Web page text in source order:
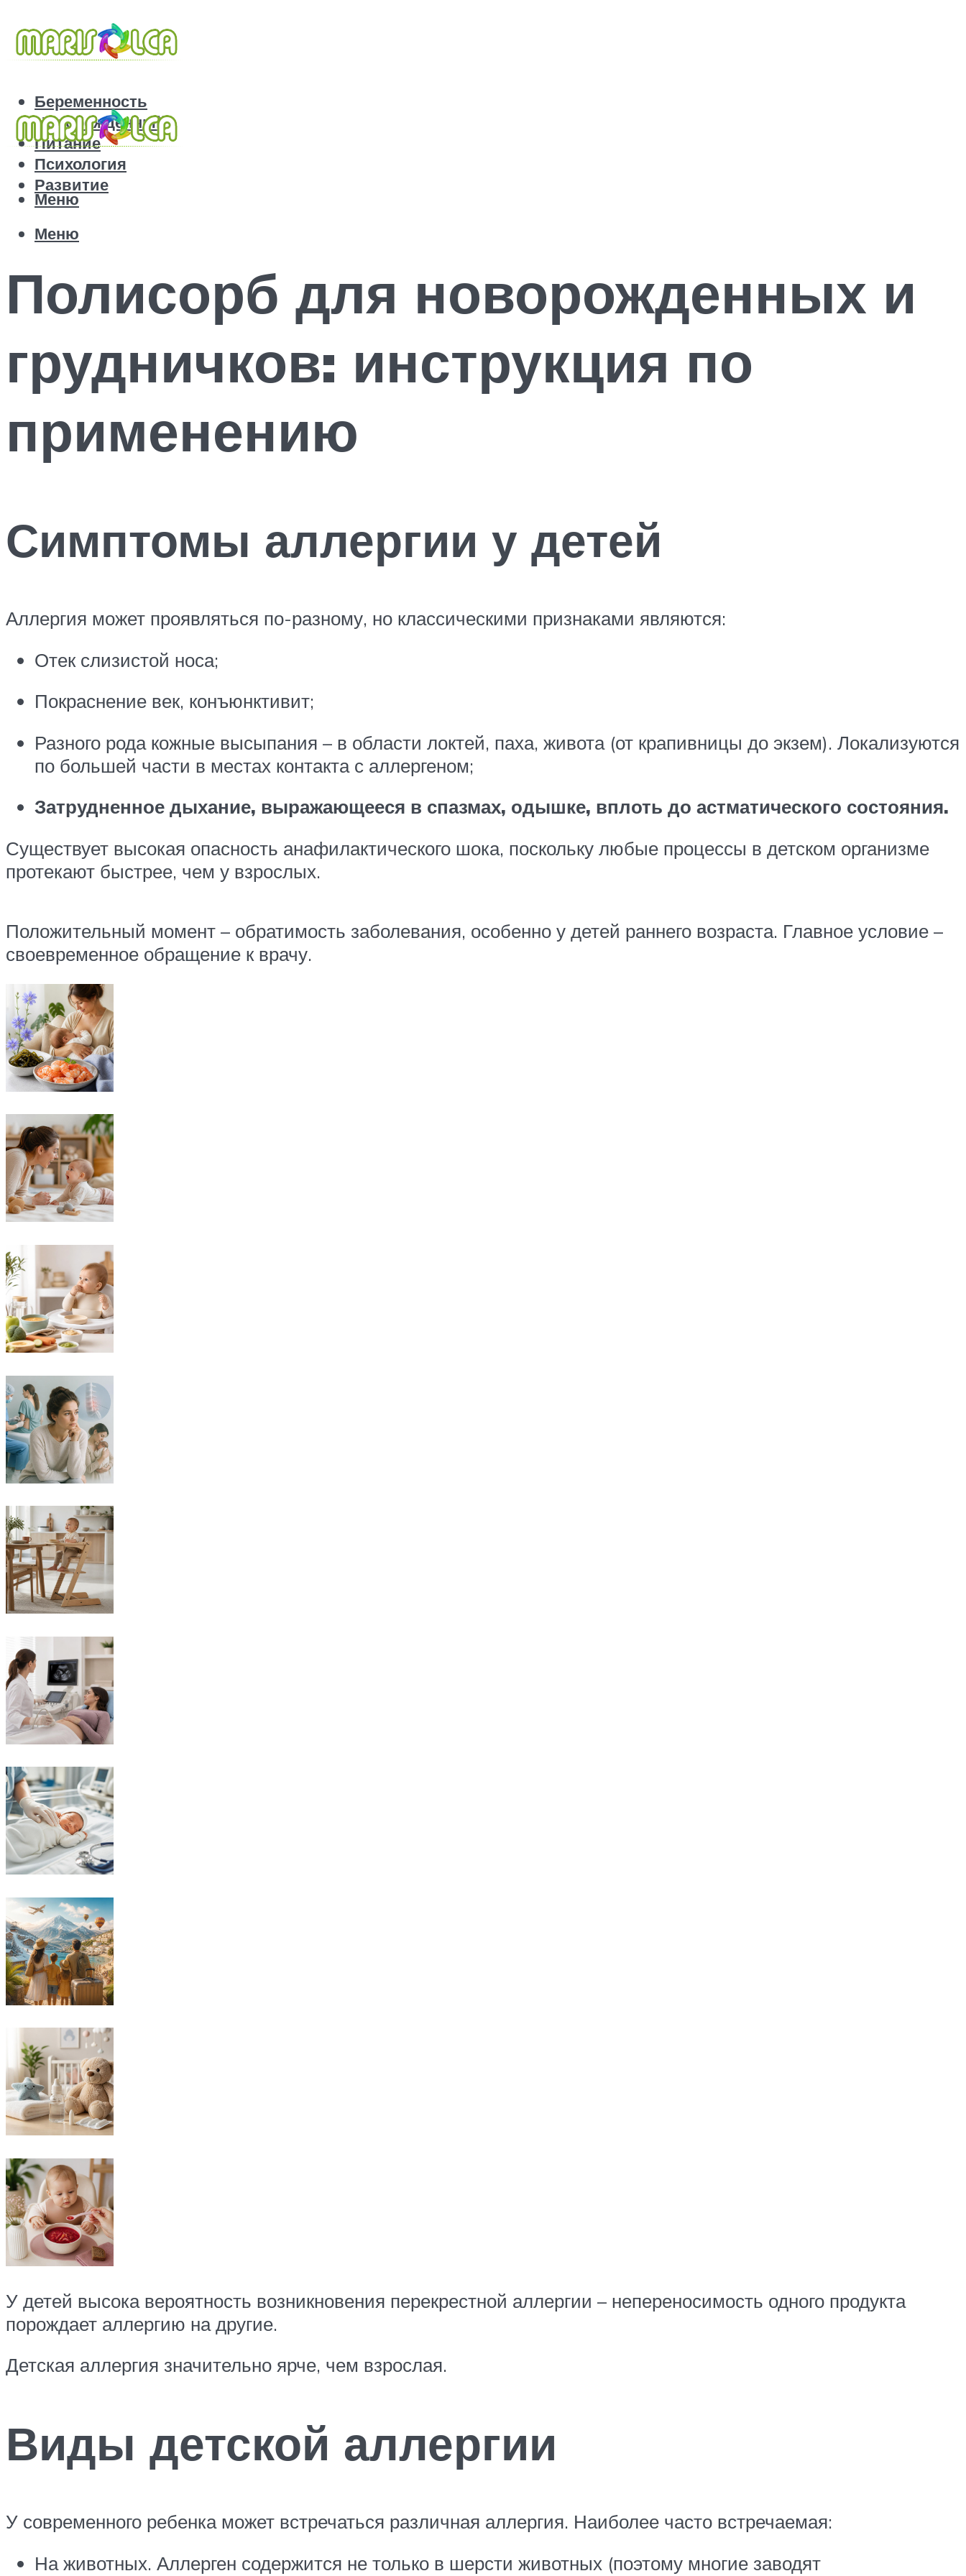
Беременность
Новорожденный
Питание
Психология
Развитие
Меню
Меню
Полисорб для новорожденных и
грудничков: инструкция по
применению
Симптомы аллергии у детей
Аллергия может проявляться по-разному, но классическими признаками являются:
Отек слизистой носа;
Покраснение век, конъюнктивит;
Разного рода кожные высыпания – в области локтей, паха, живота (от крапивницы до экзем). Локализуются
по большей части в местах контакта с аллергеном;
Затрудненное дыхание, выражающееся в спазмах, одышке, вплоть до астматического состояния.
Существует высокая опасность анафилактического шока, поскольку любые процессы в детском организме
протекают быстрее, чем у взрослых.
Положительный момент – обратимость заболевания, особенно у детей раннего возраста. Главное условие –
своевременное обращение к врачу.
У детей высока вероятность возникновения перекрестной аллергии – непереносимость одного продукта
порождает аллергию на другие.
Детская аллергия значительно ярче, чем взрослая.
Виды детской аллергии
У современного ребенка может встречаться различная аллергия. Наиболее часто встречаемая:
На животных. Аллерген содержится не только в шерсти животных (поэтому многие заводят